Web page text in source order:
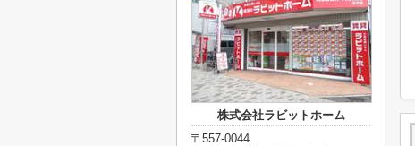
株式会社ラビットホーム
〒557-0044